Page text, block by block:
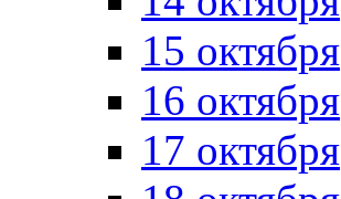
15 октября
16 октября
17 октября